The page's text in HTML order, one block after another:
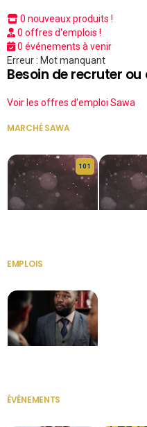
0 nouveaux produits !
0 offres d'emplois !
0 événements à venir
Erreur : Mot manquant
Besoin de recruter
Voir les offres d'emploi Sawa
MARCHÉ SAWA
10 1
EMPLOIS
ÉVÉNEMENTS